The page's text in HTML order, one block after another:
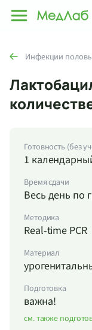
Инфекции
Готовность (без
1
Время сдачи
Весь день по
Методика
Real-time PCR
Материал
Подготовка
важна!
см. также